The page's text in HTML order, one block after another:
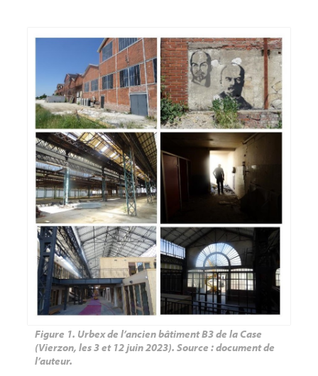
Figure 1. Urbex de l’ancien bâtiment B3 de la Case
(Vierzon, les 3 et 12 juin 2023). Source : document de
l’auteur.